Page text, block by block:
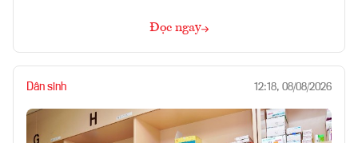
Đọc ngay
Dân sinh 12:18, 08/08/2026